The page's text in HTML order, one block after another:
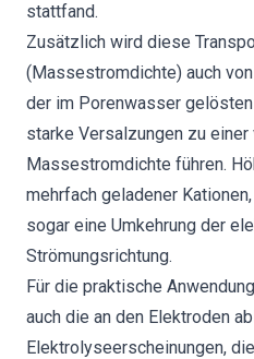
stattfand.
Zusätzlich wird diese
(Massestromdichte) auch
der im Porenwasser
starke Versalzungen zu
Massestromdichte führen.
mehrfach geladener
sogar eine Umkehrung der
Strömungsrichtung.
Für die praktische
auch die an den Elektroden
Elektrolyseerscheinungen,